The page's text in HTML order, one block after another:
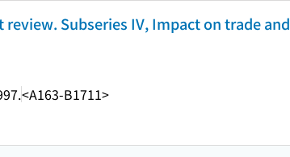
Subseries IV, Impact on trade and
<A163-B1711>